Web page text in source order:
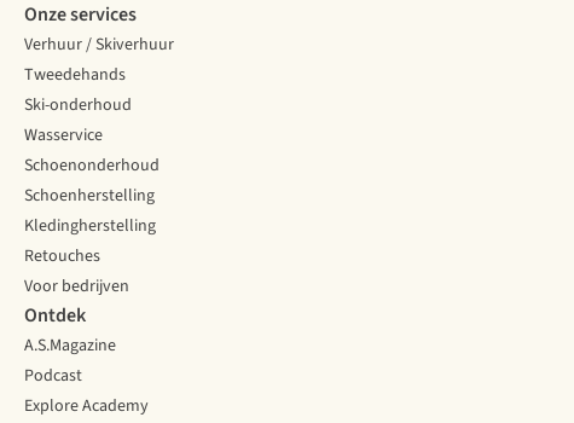
Onze services
Verhuur / Skiverhuur
Tweedehands
Ski-onderhoud
Wasservice
Schoenonderhoud
Schoenherstelling
Kledingherstelling
Retouches
Voor bedrijven
Ontdek
A.S.Magazine
Podcast
Explore Academy